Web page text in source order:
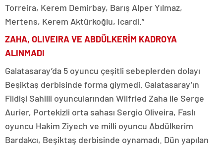
Torreira, Kerem Demirbay, Barış Alper Yılmaz,
Mertens, Kerem Aktürkoğlu, Icardi.”
ZAHA, OLIVEIRA VE ABDÜLKERİM KADROYA
ALINMADI
Galatasaray’da 5 oyuncu çeşitli sebeplerden dolayı
Beşiktaş derbisinde forma giymedi. Galatasaray’ın
Fildişi Sahilli oyuncularından Wilfried Zaha ile Serge
Aurier, Portekizli orta sahası Sergio Oliveira, Faslı
oyuncu Hakim Ziyech ve milli oyuncu Abdülkerim
Bardakcı, Beşiktaş derbisinde oynamadı. Dün yapılan